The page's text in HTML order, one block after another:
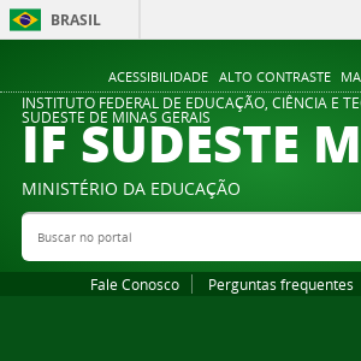
ACESSIBILIDADE ALTO CONTRASTE
BRASIL
INSTITUTO FEDERAL DE EDUCAÇÃO, CIÊNCIA E
SUDESTE DE MINAS GERAIS
IF SUDESTE
MINISTÉRIO DA EDUCAÇÃO
Buscar no portal
Fale Conosco Perguntas frequentes